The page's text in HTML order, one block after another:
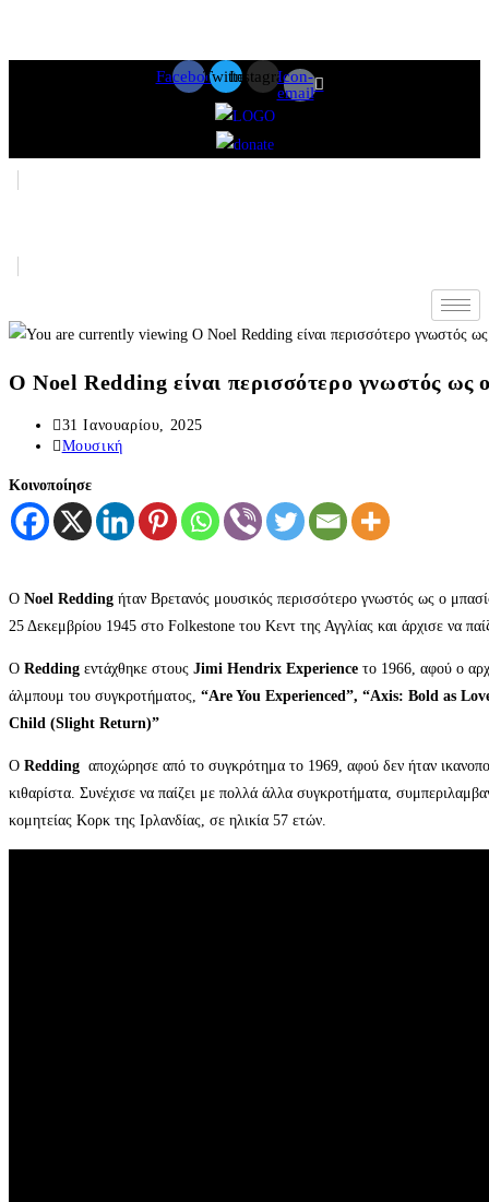
FacebookTwitterInstagramIcon-
email
Ο Noel Redding είναι περισσότερο γνωστός
Post
published:
31 Ιανουαρίου, 2025
Post
Μουσική
Κοινοποίησε
Ο Noel Redding ήταν Βρετανός μουσικός περισσότερο γνωστός ως ο
25 Δεκεμβρίου 1945 στο Folkestone του Κεντ της Αγγλίας και άρχισε να
Ο Redding εντάχθηκε στους Jimi Hendrix Experience το 1966, αφού ο
άλμπουμ του συγκροτήματος, “Are You Experienced”, “Axis: Bold as
Child (Slight Return)”
Ο Redding αποχώρησε από το συγκρότημα το 1969, αφού δεν ήταν
κιθαρίστα. Συνέχισε να παίζει με πολλά άλλα συγκροτήματα,
κομητείας Κορκ της Ιρλανδίας, σε ηλικία 57 ετών.